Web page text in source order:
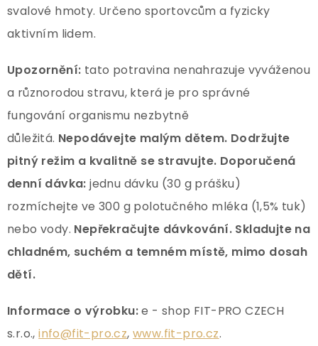
svalové hmoty. Určeno sportovcům a fyzicky
aktivním lidem.
Upozornění: tato potravina nenahrazuje vyváženou
a různorodou stravu, která je pro správné
fungování organismu nezbytně
důležitá. Nepodávejte malým dětem. Dodržujte
pitný režim a kvalitně se stravujte. Doporučená
denní dávka:jednu dávku (30 g prášku)
rozmíchejte ve 300 g polotučného mléka (1,5% tuk)
nebo vody. Nepřekračujte dávkování. Skladujte na
chladném, suchém a temném místě, mimo dosah
dětí.
Informace o výrobku:e - shop FIT-PRO CZECH
s.r.o.,info@fit-pro.cz,www.fit-pro.cz.